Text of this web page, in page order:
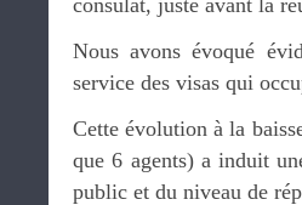
consulat, juste avant la
Nous avons évoqué
service des visas qui
Cette évolution à la
que 6 agents) a induit
public et du niveau de